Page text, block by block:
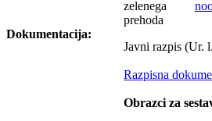
zelenega
prehoda
Dokumentacija:
Javni razpis (Ur.
Razpisna
Obrazci za